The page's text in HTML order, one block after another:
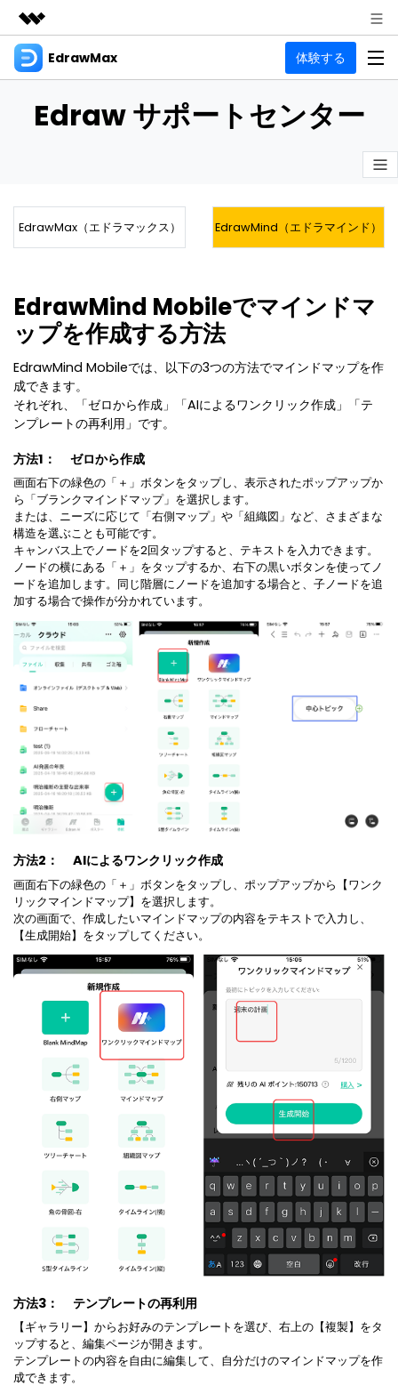
製品
ユーティリティ
法人・教育・パートナー
サポート
EdrawMax 体験する
製品
フローチャート Hot
電気回路図
P&ID
思考整理
マインドマップ
メモ取り
その他の図面種類 >>
リソース
作図・思考整理に関するプロ記事
オンラインAIツール
AIマインドマップ自動作成 >
最新情報
ガイド
利用方法を案内します
EdrawMax > EdrawMind >
更新履歴
EdrawMax > EdrawMind >
EdrawMax > EdrawMind >
サポートセンター
法人向け
EdrawMax EdrawMind
無料ダウンロード
ログイン
検索
Edraw サポートセンター
EdrawMax（エドラマックス） EdrawMind（エドラマインド）
EdrawMind Mobileでマインドマ
ップを作成する方法
EdrawMind Mobileでは、以下の3つの方法でマインドマップを作
成できます。
それぞれ、「ゼロから作成」「AIによるワンクリック作成」「テ
ンプレートの再利用」です。
方法1： ゼロから作成
画面右下の緑色の「＋」ボタンをタップし、表示されたポップアップか
ら「ブランクマインドマップ」を選択します。
または、ニーズに応じて「右側マップ」や「組織図」など、さまざまな
構造を選ぶことも可能です。
キャンバス上でノードを2回タップすると、テキストを入力できます。
ノードの横にある「＋」をタップするか、右下の黒いボタンを使ってノ
ードを追加します。同じ階層にノードを追加する場合と、子ノードを追
加する場合で操作が分かれています。
方法2： AIによるワンクリック作成
画面右下の緑色の「＋」ボタンをタップし、ポップアップから【ワンク
リックマインドマップ】を選択します。
次の画面で、作成したいマインドマップの内容をテキストで入力し、
【生成開始】をタップしてください。
方法3： テンプレートの再利用
【ギャラリー】からお好みのテンプレートを選び、右上の【複製】をタ
ップすると、編集ページが開きます。
テンプレートの内容を自由に編集して、自分だけのマインドマップを作
成できます。